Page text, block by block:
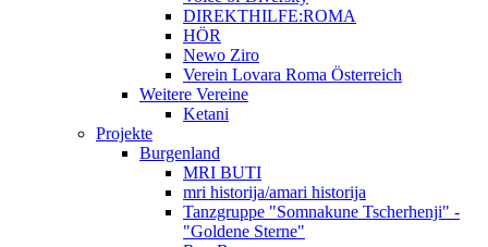
DIREKTHILFE:ROMA
HÖR
Newo Ziro
Verein Lovara Roma Österreich
Weitere Vereine
Ketani
Projekte
Burgenland
MRI BUTI
mri historija/amari historija
Tanzgruppe "Somnakune Tscherhenji" -
"Goldene Sterne"